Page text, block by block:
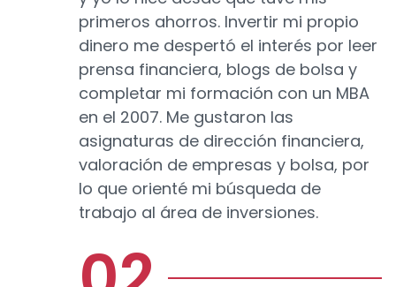
primeros ahorros. Invertir mi propio
dinero me despertó el interés por leer
prensa financiera, blogs de bolsa y
completar mi formación con un MBA
en el 2007. Me gustaron las
asignaturas de dirección financiera,
valoración de empresas y bolsa, por
lo que orienté mi búsqueda de
trabajo al área de inversiones.